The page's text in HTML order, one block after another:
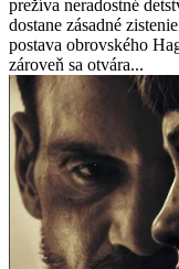
prežíva neradostné
dostane zásadné
postava obrovského
zároveň sa otvára...